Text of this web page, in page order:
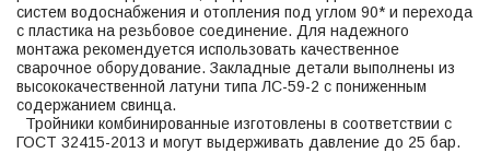
систем водоснабжения и отопления под углом 90* и перехода
с пластика на резьбовое соединение. Для надежного
монтажа рекомендуется использовать качественное
сварочное оборудование. Закладные детали выполнены из
высококачественной латуни типа ЛС-59-2 с пониженным
содержанием свинца.
Тройники комбинированные изготовлены в соответствии с
ГОСТ 32415-2013 и могут выдерживать давление до 25 бар.